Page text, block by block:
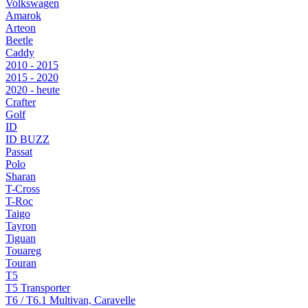
Volkswagen
Amarok
Arteon
Beetle
Caddy
2010 - 2015
2015 - 2020
2020 - heute
Crafter
Golf
ID
ID BUZZ
Passat
Polo
Sharan
T-Cross
T-Roc
Taigo
Tayron
Tiguan
Touareg
Touran
T5
T5 Transporter
T6 / T6.1 Multivan, Caravelle